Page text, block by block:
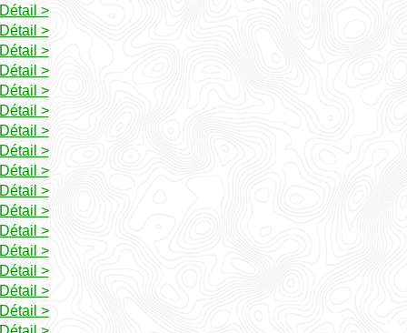
Détail >
Détail >
Détail >
Détail >
Détail >
Détail >
Détail >
Détail >
Détail >
Détail >
Détail >
Détail >
Détail >
Détail >
Détail >
Détail >